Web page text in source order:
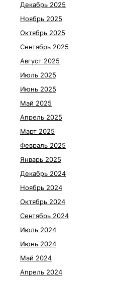
Декабрь 2025
Ноябрь 2025
Октябрь 2025
Сентябрь 2025
Август 2025
Июль 2025
Июнь 2025
Май 2025
Апрель 2025
Март 2025
Февраль 2025
Январь 2025
Декабрь 2024
Ноябрь 2024
Октябрь 2024
Сентябрь 2024
Июль 2024
Июнь 2024
Май 2024
Апрель 2024